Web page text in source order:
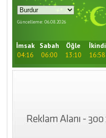
Güncelleme: 06.08.2026
İmsak
04:16
Sabah
06:00
Öğle
13:10
İkindi
16:58